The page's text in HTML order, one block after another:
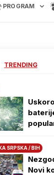
PROGRAM
TRENDING
SRPSKA / BIH
Novi